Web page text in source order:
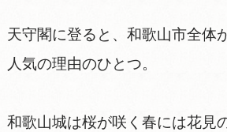
天守閣に登ると、和歌山市全体
人気の理由のひとつ。
和歌山城は桜が咲く春には花見